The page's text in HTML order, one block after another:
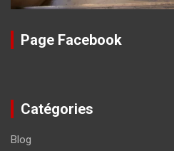
Page Facebook
Catégories
Blog